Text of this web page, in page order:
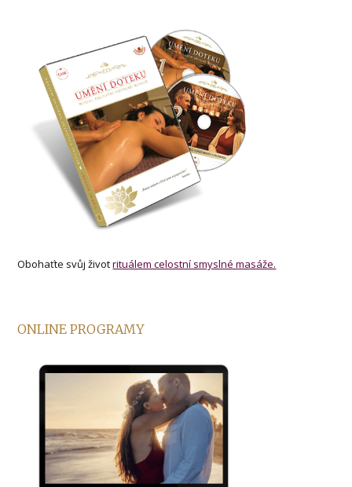
Obohaťte svůj životrituálem celostní smyslné masáže.
ONLINE PROGRAMY